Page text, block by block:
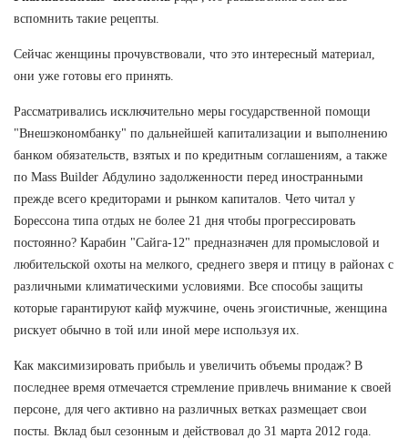
вспомнить такие рецепты.
Сейчас женщины прочувствовали, что это интересный материал,
они уже готовы его принять.
Рассматривались исключительно меры государственной помощи
"Внешэкономбанку" по дальнейшей капитализации и выполнению
банком обязательств, взятых и по кредитным соглашениям, а также
по Mass Builder Абдулино задолженности перед иностранными
прежде всего кредиторами и рынком капиталов. Чето читал у
Борессона типа отдых не более 21 дня чтобы прогрессировать
постоянно? Карабин "Сайга-12" предназначен для промысловой и
любительской охоты на мелкого, среднего зверя и птицу в районах с
различными климатическими условиями. Все способы защиты
которые гарантируют кайф мужчине, очень эгоистичные, женщина
рискует обычно в той или иной мере используя их.
Как максимизировать прибыль и увеличить объемы продаж? В
последнее время отмечается стремление привлечь внимание к своей
персоне, для чего активно на различных ветках размещает свои
посты. Вклад был сезонным и действовал до 31 марта 2012 года.